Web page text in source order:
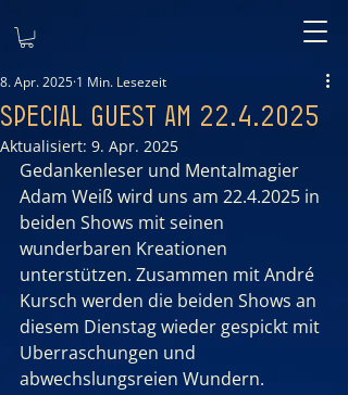
Special Guest am 22.4.2025
8. Apr. 2025 1 Min. Lesezeit
Aktualisiert: 9. Apr. 2025
Gedankenleser und Mentalmagier
Adam Weiß wird uns am 22.4.2025 in
beiden Shows mit seinen
wunderbaren Kreationen
unterstützen. Zusammen mit André
Kursch werden die beiden Shows an
diesem Dienstag wieder gespickt mit
Uberraschungen und
abwechslungsreien Wundern.